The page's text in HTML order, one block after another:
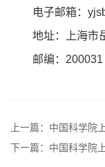
电子邮箱：
地址：上海市岳
邮编：200031
上一篇：中国科学院
下一篇：中国科学院